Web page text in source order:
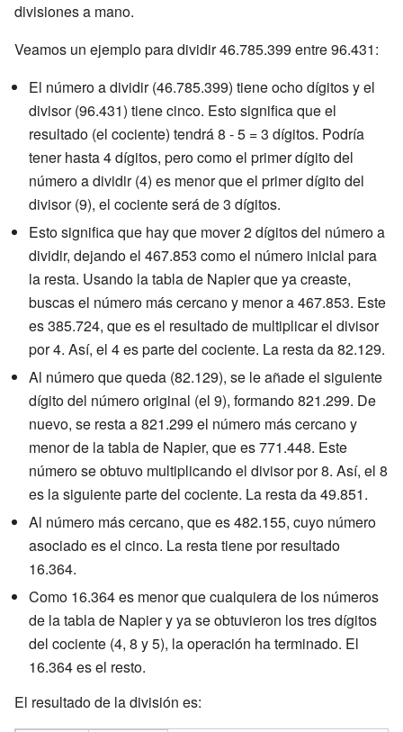
divisiones a mano.
Veamos un ejemplo para dividir 46.785.399 entre 96.431:
El número a dividir (46.785.399) tiene ocho dígitos y el
divisor (96.431) tiene cinco. Esto significa que el
resultado (el cociente) tendrá 8 - 5 = 3 dígitos. Podría
tener hasta 4 dígitos, pero como el primer dígito del
número a dividir (4) es menor que el primer dígito del
divisor (9), el cociente será de 3 dígitos.
Esto significa que hay que mover 2 dígitos del número a
dividir, dejando el 467.853 como el número inicial para
la resta. Usando la tabla de Napier que ya creaste,
buscas el número más cercano y menor a 467.853. Este
es 385.724, que es el resultado de multiplicar el divisor
por 4. Así, el 4 es parte del cociente. La resta da 82.129.
Al número que queda (82.129), se le añade el siguiente
dígito del número original (el 9), formando 821.299. De
nuevo, se resta a 821.299 el número más cercano y
menor de la tabla de Napier, que es 771.448. Este
número se obtuvo multiplicando el divisor por 8. Así, el 8
es la siguiente parte del cociente. La resta da 49.851.
Al número más cercano, que es 482.155, cuyo número
asociado es el cinco. La resta tiene por resultado
16.364.
Como 16.364 es menor que cualquiera de los números
de la tabla de Napier y ya se obtuvieron los tres dígitos
del cociente (4, 8 y 5), la operación ha terminado. El
16.364 es el resto.
El resultado de la división es: